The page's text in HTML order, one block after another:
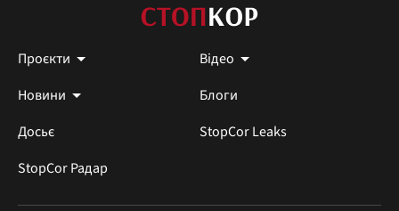
Проєкти
Відео
Новини
Блоги
Досьє
StopCor Leaks
StopCor Радар